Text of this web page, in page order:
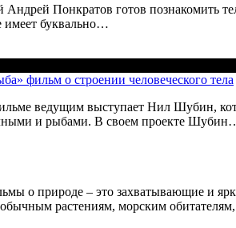
Понкратов готов познакомить
имеет буквально…
фильм о строении человеческого тела
ведущим выступает Нил Шубин,
и рыбами. В своем проекте
о природе – это захватывающие и
растениям, морским